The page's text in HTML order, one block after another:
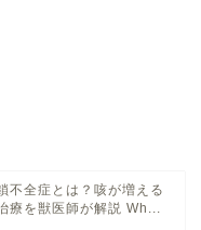
不全症とは？咳が増える
療を獣医師が解説 Wh...